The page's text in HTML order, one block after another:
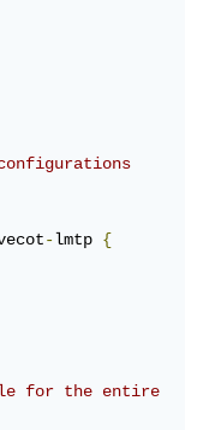
-lmtp {
for the entire